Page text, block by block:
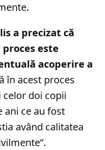
a precizat că
este
acoperire a
în acest proces
doi copii
ani ce au fost
având calitatea